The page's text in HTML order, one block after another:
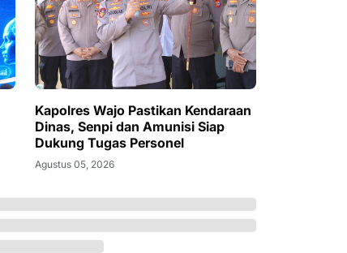
Kapolres Wajo Pastikan Kendaraan
Dinas, Senpi dan Amunisi Siap
Dukung Tugas Personel
Agustus 05, 2026